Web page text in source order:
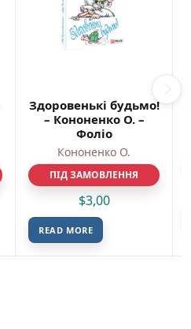
Здоровенькi будьмо!
– Кононенко О. –
Фоліо
Кононенко О.
ПІД ЗАМОВЛЕННЯ
$3,00
READ MORE